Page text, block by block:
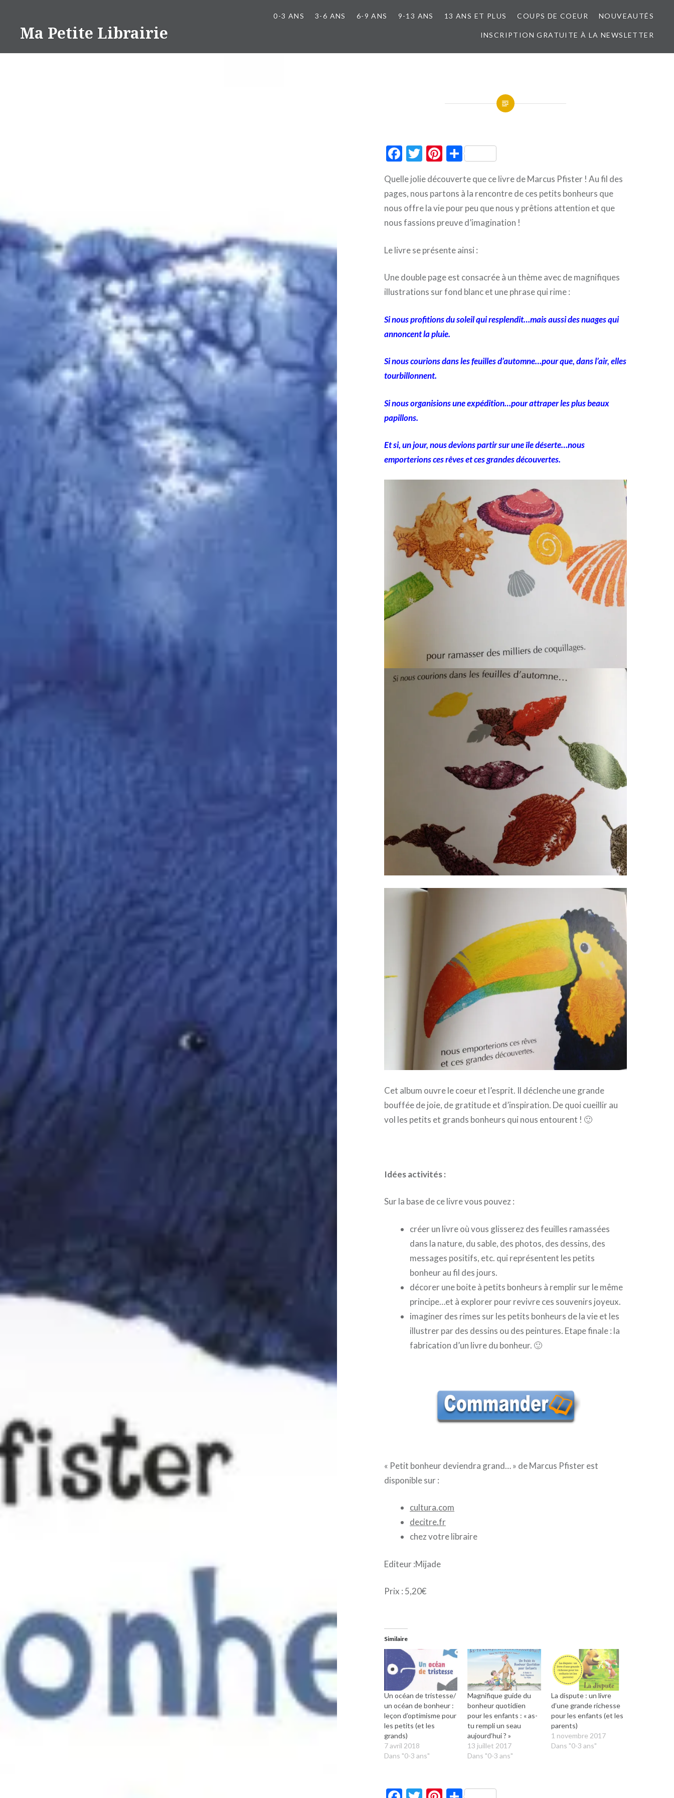
contenuMa Petite Librairie
0-3 ANS 3-6 ANS 6-9 ANS 9-13 ANS 13 ANS ET PLUS COUPS DE COEUR NOUVEAUTÉS
INSCRIPTION GRATUITE À LA NEWSLETTER
Facebook
TwitterPinterest
Partager
Quelle jolie découverte que ce livre de Marcus Pfister ! Au fil des
pages, nous partons à la rencontre de ces petits bonheurs que
nous offre la vie pour peu que nous y prêtions attention et que
nous fassions preuve d’imagination !
Le livre se présente ainsi :
Une double page est consacrée à un thème avec de magnifiques
illustrations sur fond blanc et une phrase qui rime :
Si nous profitions du soleil qui resplendit…mais aussi des nuages qui
annoncent la pluie.
Si nous courions dans les feuilles d’automne…pour que, dans l’air, elles
tourbillonnent.
Si nous organisions une expédition…pour attraper les plus beaux
papillons.
Et si, un jour, nous devions partir sur une île déserte…nous
emporterions ces rêves et ces grandes découvertes.
Cet album ouvre le coeur et l’esprit. Il déclenche une grande
bouffée de joie, de gratitude et d’inspiration. De quoi cueillir au
vol les petits et grands bonheurs qui nous entourent ! 🙂
Idées activités :
Sur la base de ce livre vous pouvez :
créer un livre où vous glisserez des feuilles ramassées
dans la nature, du sable, des photos, des dessins, des
messages positifs, etc. qui représentent les petits
bonheur au fil des jours.
décorer une boite à petits bonheurs à remplir sur le même
principe…et à explorer pour revivre ces souvenirs joyeux.
imaginer des rimes sur les petits bonheurs de la vie et les
illustrer par des dessins ou des peintures. Etape finale : la
fabrication d’un livre du bonheur. 🙂
« Petit bonheur deviendra grand… » de Marcus Pfister est
disponible sur :
cultura.com
decitre.fr
chez votre libraire
Editeur :Mijade
Prix : 5,20€
Similaire
Un océan de tristesse/
un océan de bonheur :
leçon d’optimisme pour
les petits (et les
grands)
7 avril 2018
Dans "0-3 ans"
Magnifique guide du
bonheur quotidien
pour les enfants : « as-
tu rempli un seau
aujourd’hui ? »
13 juillet 2017
Dans "0-3 ans"
La dispute : un livre
d’une grande richesse
pour les enfants (et les
parents)
1 novembre 2017
Dans "0-3 ans"